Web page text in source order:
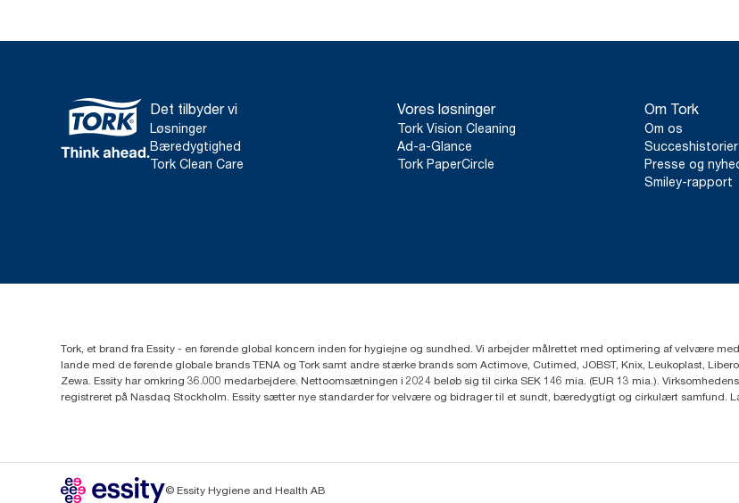
Det tilbyder vi
Løsninger
Bæredygtighed
Tork Clean Care
Vores løsninger
Tork Vision Cleaning
Ad-a-Glance
Tork PaperCircle
Om Tork
Om os
Succeshistorier
Presse og
Smiley-rapport
Tork, et brand fra Essity - en førende global koncern inden for hygiejne og sundhed. Vi arbejder målrettet med optimering af velvære
lande med de førende globale brands TENA og Tork samt andre stærke brands som Actimove, Cutimed, JOBST, Knix, Leukoplast,
Zewa. Essity har omkring 36.000 medarbejdere. Nettoomsætningen i 2024 beløb sig til cirka SEK 146 mia. (EUR 13 mia.).
registreret på Nasdaq Stockholm. Essity sætter nye standarder for velvære og bidrager til et sundt, bæredygtigt og cirkulært samfund.
© Essity Hygiene and Health AB